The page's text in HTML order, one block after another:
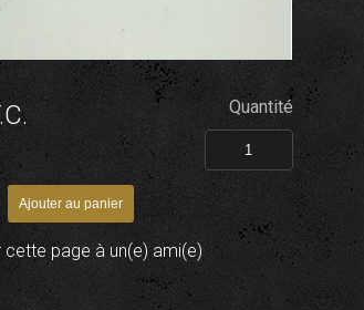
Quantité
cette page à un(e) ami(e)